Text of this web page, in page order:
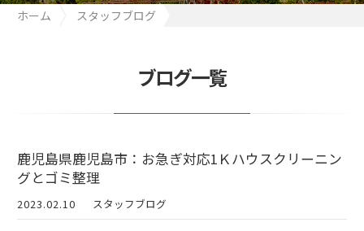
ホーム
スタッフブログ
ブログ一覧
鹿児島県鹿児島市：お急ぎ対応1Ｋハウスクリーニン
グとゴミ整理
2023.02.10 スタッフブログ